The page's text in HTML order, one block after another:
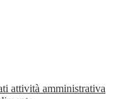
attività amministrativa